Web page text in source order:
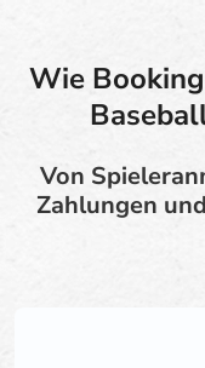
Wie
Von
Zahlungen